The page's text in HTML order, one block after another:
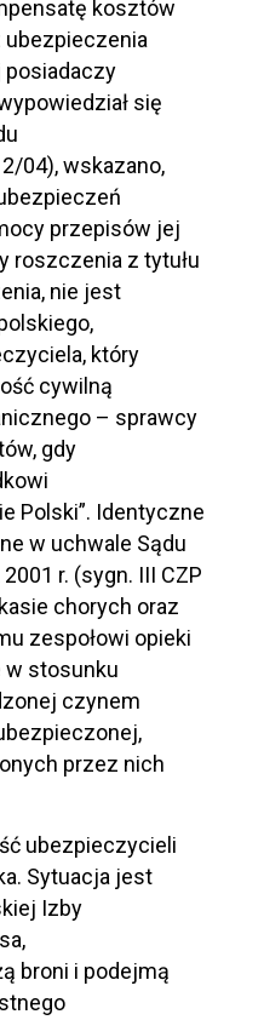
kosztów
ubezpieczenia
się
04), wskazano,
przepisów jej
roszczenia z tytułu
nie jest
który
cywilną
– sprawcy
gdy
Polski”. Identyczne
w uchwale Sądu
r. (sygn. III CZP
chorych oraz
zespołowi opieki
w stosunku
czynem
przez nich
ubezpieczycieli
Sytuacja jest
Izby
broni i podejmą